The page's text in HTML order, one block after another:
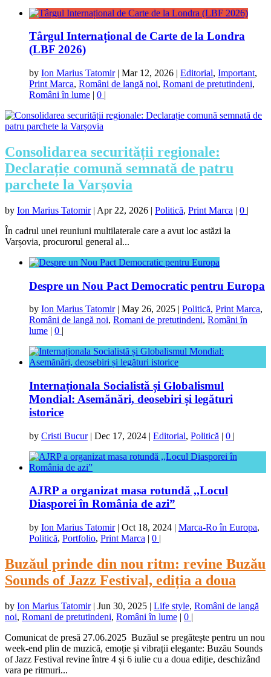
Târgul Internațional de Carte de la Londra
(LBF 2026)
by Ion Marius Tatomir| Mar 12, 2026 | Editorial, Important,
Print Marca, Români de langă noi, Romani de pretutindeni,
Români în lume | 0 |
Consolidarea securității regionale:
Declarație comună semnată de patru
parchete la Varșovia
by Ion Marius Tatomir| Apr 22, 2026 | Politică, Print Marca | 0 |
În cadrul unei reuniuni multilaterale care a avut loc astăzi la
Varșovia, procurorul general al...
Despre un Nou Pact Democratic pentru Europa
by Ion Marius Tatomir| May 26, 2025 | Politică, Print Marca,
Români de langă noi, Romani de pretutindeni, Români în
lume | 0 |
Internaționala Socialistă și Globalismul
Mondial: Asemănări, deosebiri și legături
istorice
by Cristi Bucur| Dec 17, 2024 | Editorial, Politică | 0 |
AJRP a organizat masa rotundă ,,Locul
Diasporei în România de azi”
by Ion Marius Tatomir| Oct 18, 2024 | Marca-Ro în Europa,
Politică, Portfolio, Print Marca | 0 |
Buzăul prinde din nou ritm: revine Buzău
Sounds of Jazz Festival, ediția a doua
by Ion Marius Tatomir| Jun 30, 2025 | Life style, Români de langă
noi, Romani de pretutindeni, Români în lume | 0 |
Comunicat de presă 27.06.2025 Buzăul se pregătește pentru un nou
week-end plin de muzică, emoție și vibrații elegante: Buzău Sounds
of Jazz Festival revine între 4 și 6 iulie cu a doua ediție, deschizând
vara pe ritmuri...